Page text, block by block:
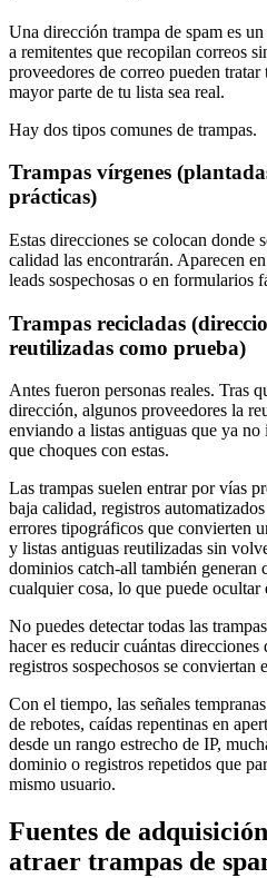
Una dirección trampa de spam es
a remitentes que recopilan correos
proveedores de correo pueden
mayor parte de tu lista sea real.
Hay dos tipos comunes de trampas.
Trampas vírgenes
prácticas)
Estas direcciones se colocan donde
calidad las encontrarán. Aparecen
leads sospechosas o en formularios
Trampas recicladas
reutilizadas como prueba)
Antes fueron personas reales. Tras
dirección, algunos proveedores la
enviando a listas antiguas que ya no
que choques con estas.
Las trampas suelen entrar por vías
baja calidad, registros
errores tipográficos que convierten
y listas antiguas reutilizadas sin
dominios catch-all también generan
cualquier cosa, lo que puede ocultar
No puedes detectar todas las
hacer es reducir cuántas
registros sospechosos se conviertan
Con el tiempo, las señales
de rebotes, caídas repentinas en
desde un rango estrecho de IP,
dominio o registros repetidos que
mismo usuario.
Fuentes de
atraer trampas de